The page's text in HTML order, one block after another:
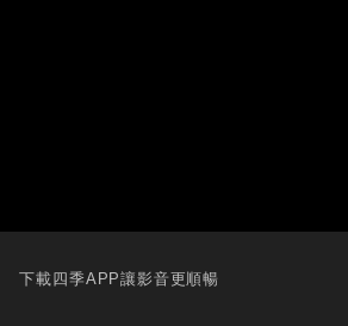
下載四季APP讓影音更順暢